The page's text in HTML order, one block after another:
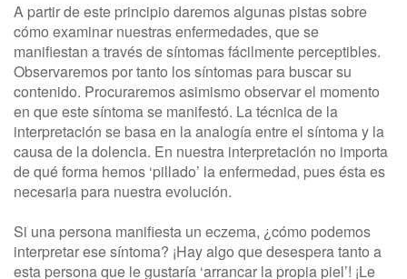
A partir de este principio daremos algunas pistas sobre
cómo examinar nuestras enfermedades, que se
manifiestan a través de síntomas fácilmente perceptibles.
Observaremos por tanto los síntomas para buscar su
contenido. Procuraremos asimismo observar el momento
en que este síntoma se manifestó. La técnica de la
interpretación se basa en la analogía entre el síntoma y la
causa de la dolencia. En nuestra interpretación no importa
de qué forma hemos ‘pillado’ la enfermedad, pues ésta es
necesaria para nuestra evolución.
Si una persona manifiesta un eczema, ¿cómo podemos
interpretar ese síntoma? ¡Hay algo que desespera tanto a
esta persona que le gustaría ‘arrancar la propia piel’! ¡Le